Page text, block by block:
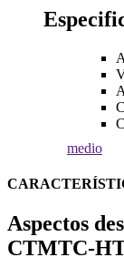
medio
Aspectos
CTMTC-